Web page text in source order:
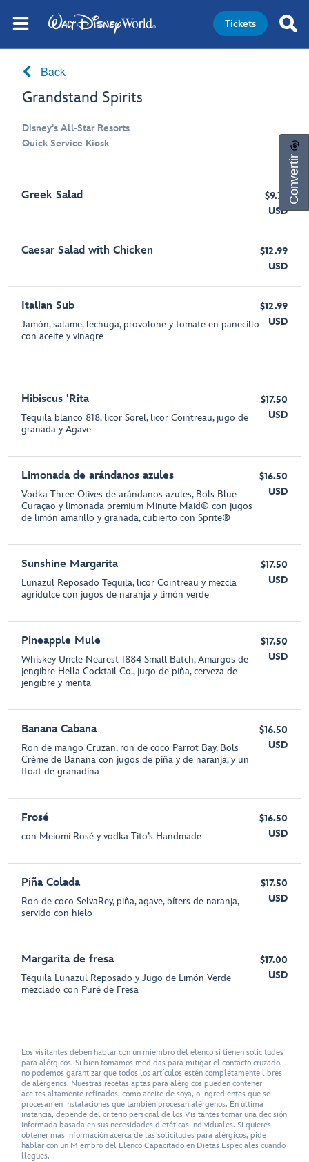
Tickets
Back
Grandstand Spirits
Disney's All-Star Resorts
Quick Service Kiosk
Greek Salad
$9.79
USD
Caesar Salad with Chicken
$12.99
USD
Italian Sub
Jamón, salame, lechuga, provolone y tomate en panecillo
con aceite y vinagre
$12.99
USD
Hibiscus 'Rita
Tequila blanco 818, licor Sorel, licor Cointreau, jugo de
granada y Agave
$17.50
USD
Limonada de arándanos azules
Vodka Three Olives de arándanos azules, Bols Blue
Curaçao y limonada premium Minute Maid® con jugos
de limón amarillo y granada, cubierto con Sprite®
$16.50
USD
Sunshine Margarita
Lunazul Reposado Tequila, licor Cointreau y mezcla
agridulce con jugos de naranja y limón verde
$17.50
USD
Pineapple Mule
Whiskey Uncle Nearest 1884 Small Batch, Amargos de
jengibre Hella Cocktail Co., jugo de piña, cerveza de
jengibre y menta
$17.50
USD
Banana Cabana
Ron de mango Cruzan, ron de coco Parrot Bay, Bols
Crème de Banana con jugos de piña y de naranja, y un
float de granadina
$16.50
USD
Frosé
con Meiomi Rosé y vodka Tito’s Handmade
$16.50
USD
Piña Colada
Ron de coco SelvaRey, piña, agave, bíters de naranja,
servido con hielo
$17.50
USD
Margarita de fresa
Tequila Lunazul Reposado y Jugo de Limón Verde
mezclado con Puré de Fresa
$17.00
USD
Los visitantes deben hablar con un miembro del elenco si tienen solicitudes
para alérgicos. Si bien tomamos medidas para mitigar el contacto cruzado,
no podemos garantizar que todos los artículos estén completamente libres
de alérgenos. Nuestras recetas aptas para alérgicos pueden contener
aceites altamente refinados, como aceite de soya, o ingredientes que se
procesan en instalaciones que también procesan alérgenos. En última
instancia, depende del criterio personal de los Visitantes tomar una decisión
informada basada en sus necesidades dietéticas individuales. Si quieres
obtener más información acerca de las solicitudes para alérgicos, pide
hablar con un Miembro del Elenco Capacitado en Dietas Especiales cuando
llegues.
Convertir